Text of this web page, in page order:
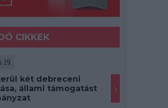
CIKKEK
két debreceni
állami támogatást